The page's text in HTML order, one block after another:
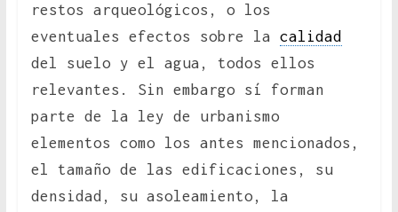
restos arqueológicos, o los
eventuales efectos sobre la calidad
del suelo y el agua, todos ellos
relevantes. Sin embargo sí forman
parte de la ley de urbanismo
elementos como los antes mencionados,
el tamaño de las edificaciones, su
densidad, su asoleamiento, la